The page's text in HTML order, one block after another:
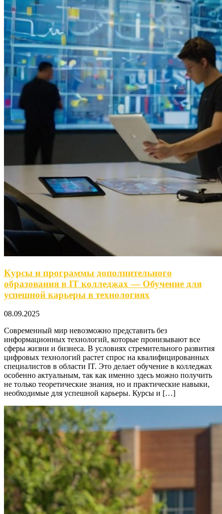
Курсы и программы дополнительного
образования в IT колледжах — Обучение для
успешной карьеры в технологиях
08.09.2025
Современный мир невозможно представить без
информационных технологий, которые пронизывают все
сферы жизни и бизнеса. В условиях стремительного развития
цифровых технологий растет спрос на квалифицированных
специалистов в области IT. Это делает обучение в колледжах
особенно актуальным, так как именно здесь можно получить
не только теоретические знания, но и практические навыки,
необходимые для успешной карьеры. Курсы и […]